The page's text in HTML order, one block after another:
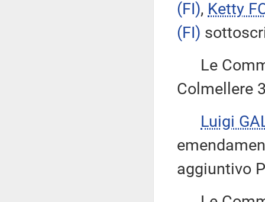
(FI), Ketty
(FI)
Le
Colmellere
Luigi
aggiuntivo